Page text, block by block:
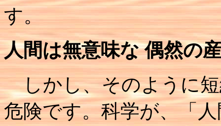
す。
人間は無意味な 偶然の
しかし、そのように短
危険です。科学が、「